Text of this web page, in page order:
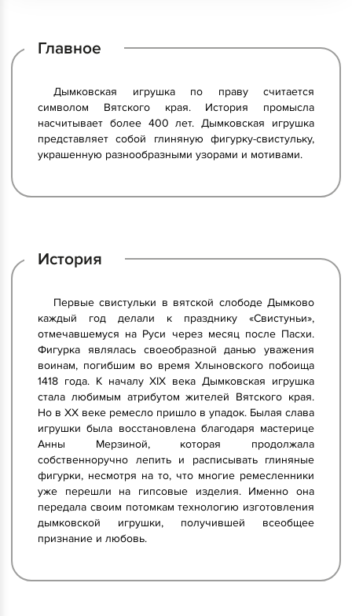
Главное
Дымковская игрушка по праву считается
символом Вятского края. История промысла
насчитывает более 400 лет. Дымковская игрушка
представляет собой глиняную фигурку-свистульку,
украшенную разнообразными узорами и мотивами.
История
Первые свистульки в вятской слободе Дымково
каждый год делали к празднику «Свистуньи»,
отмечавшемуся на Руси через месяц после Пасхи.
Фигурка являлась своеобразной данью уважения
воинам, погибшим во время Хлыновского побоища
1418 года. К началу XIX века Дымковская игрушка
стала любимым атрибутом жителей Вятского края.
Но в XX веке ремесло пришло в упадок. Былая слава
игрушки была восстановлена благодаря мастерице
Анны Мерзиной, которая продолжала
собственноручно лепить и расписывать глиняные
фигурки, несмотря на то, что многие ремесленники
уже перешли на гипсовые изделия. Именно она
передала своим потомкам технологию изготовления
дымковской игрушки, получившей всеобщее
признание и любовь.